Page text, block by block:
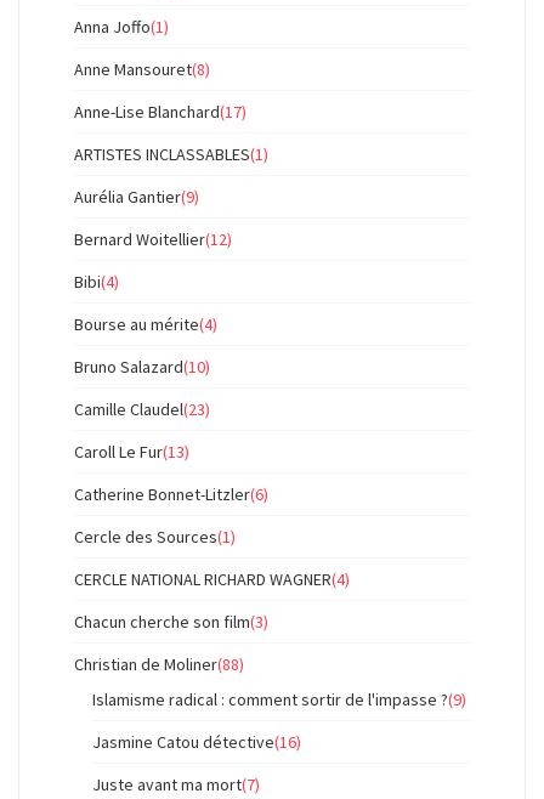
Anna Joffo(1)
Anne Mansouret(8)
Anne-Lise Blanchard(17)
ARTISTES INCLASSABLES(1)
Aurélia Gantier(9)
Bernard Woitellier(12)
Bibi(4)
Bourse au mérite(4)
Bruno Salazard(10)
Camille Claudel(23)
Caroll Le Fur(13)
Catherine Bonnet-Litzler(6)
Cercle des Sources(1)
CERCLE NATIONAL RICHARD WAGNER(4)
Chacun cherche son film(3)
Christian de Moliner(88)
Islamisme radical : comment sortir de l'impasse ?(9)
Jasmine Catou détective(16)
Juste avant ma mort(7)